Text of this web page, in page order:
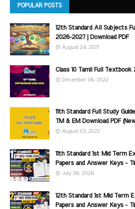
POPULAR POSTS
12th Standard All Subjects
2026-2027 | Download PDF
August 24, 2021
Class 10 Tamil Full Textbook
December 06, 2022
11th Standard Full Study
TM & EM Download PDF
August 03, 2022
11th Standard 1st Mid Term
Papers and Answer Keys -
July 06, 2026
12th Standard 1st Mid Term
Papers and Answer Keys -